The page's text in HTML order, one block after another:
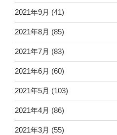
2021年9月 (41)
2021年8月 (85)
2021年7月 (83)
2021年6月 (60)
2021年5月 (103)
2021年4月 (86)
2021年3月 (55)